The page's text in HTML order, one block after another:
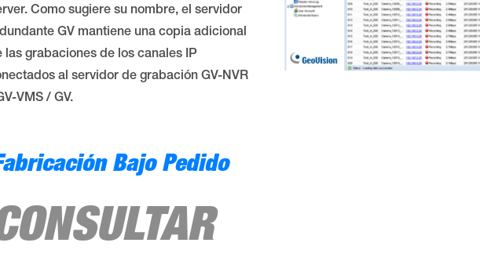
Como sugiere su nombre, el servidor
GV mantiene una copia adicional
las grabaciones de los canales IP
al servidor de grabación GV-NVR
VMS / GV.
Bajo Pedido